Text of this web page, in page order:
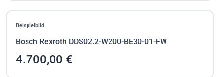
Beispielbild
Bosch Rexroth DDS02.2-W200-BE30-01-FW
4.700,00 €